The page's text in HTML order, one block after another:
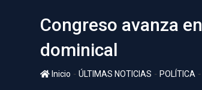
Congreso avanza
dominical
Inicio - ÚLTIMAS NOTICIAS - POLÍTICA -